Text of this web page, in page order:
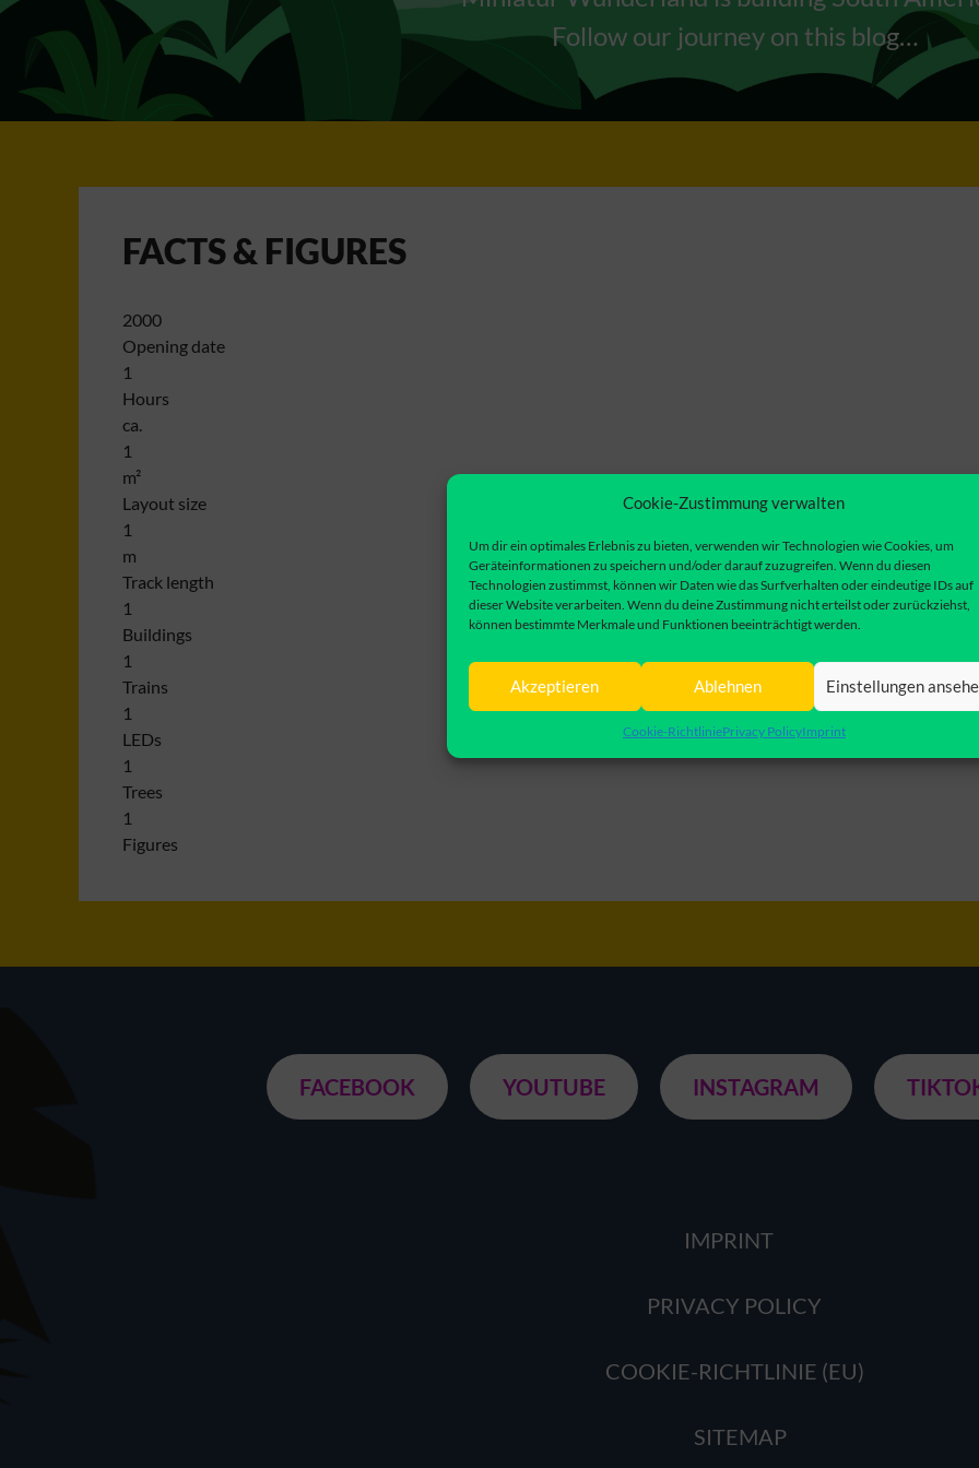
Cookie-Zustimmung verwalten
Um dir ein optimales Erlebnis zu bieten, verwenden wir Technologien wie Cookies, um
Geräteinformationen zu speichern und/oder darauf zuzugreifen. Wenn du diesen
Technologien zustimmst, können wir Daten wie das Surfverhalten oder eindeutige IDs auf
dieser Website verarbeiten. Wenn du deine Zustimmung nicht erteilst oder zurückziehst,
können bestimmte Merkmale und Funktionen beeinträchtigt werden.
Akzeptieren Ablehnen Einstellungen
Cookie-RichtliniePrivacy PolicyImprint
Follow our journey on this blog…
FACTS & FIGURES
2000
Opening date
1
Hours
ca.
1
m²
Layout size
1
m
Track length
1
Buildings
1
Trains
1
LEDs
1
Trees
1
Figures
FACEBOOK YOUTUBE INSTAGRAM
IMPRINT
PRIVACY POLICY
COOKIE-RICHTLINIE (EU)
SITEMAP